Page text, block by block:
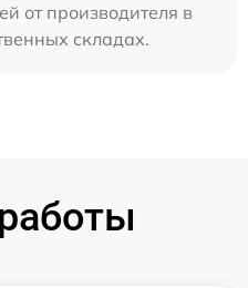
от производителя в
складах.